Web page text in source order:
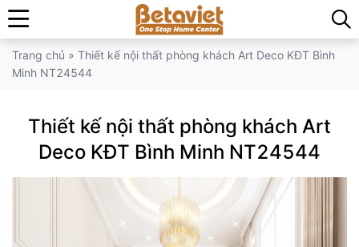
Trang chủ » Thiết kế nội thất phòng khách Art Deco KĐT Bình
Minh NT24544
Thiết kế nội thất phòng khách Art
Deco KĐT Bình Minh NT24544